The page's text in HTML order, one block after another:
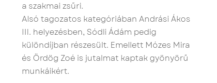
a szakmai zsűri.
Alsó tagozatos kategóriában Andrási Ákos
III. helyezésben, Sódli Ádám pedig
különdíjban részesült. Emellett Mózes Mira
és Ördög Zoé is jutalmat kaptak gyönyörű
munkáikért.